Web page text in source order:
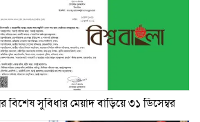
সুবিধার মেয়াদ বাড়িয়ে ৩১ ডিসেম্বর